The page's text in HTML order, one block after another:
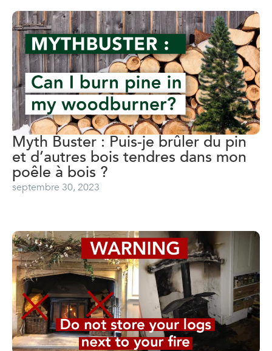
Myth Buster : Puis-je brûler du pin
et d’autres bois tendres dans mon
poêle à bois ?
septembre 30, 2023